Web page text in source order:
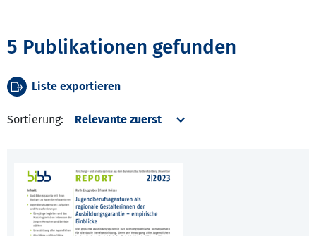
5 Publikationen gefunden
Liste exportieren
Sortierung: